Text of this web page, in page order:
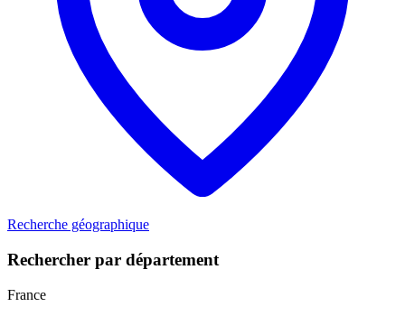
Recherche géographique
Rechercher par département
France